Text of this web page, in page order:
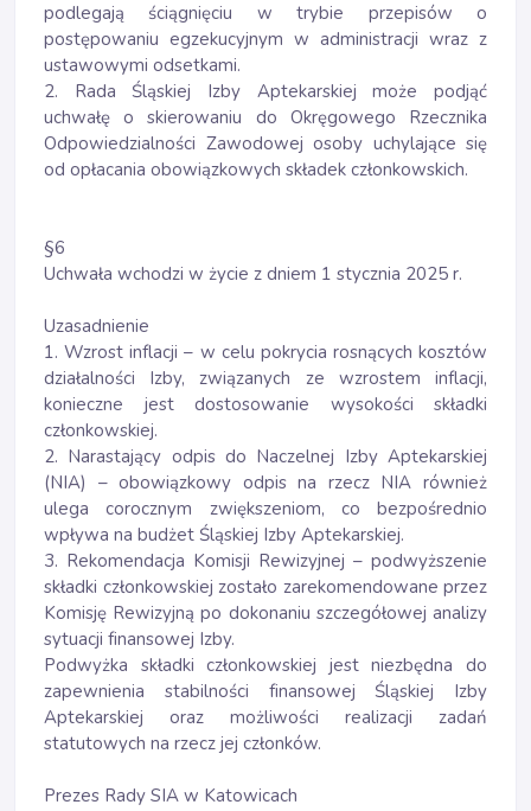
podlegają ściągnięciu w trybie przepisów o
postępowaniu egzekucyjnym w administracji wraz z
ustawowymi odsetkami.
2. Rada Śląskiej Izby Aptekarskiej może podjąć
uchwałę o skierowaniu do Okręgowego Rzecznika
Odpowiedzialności Zawodowej osoby uchylające się
od opłacania obowiązkowych składek członkowskich.
§6
Uchwała wchodzi w życie z dniem 1 stycznia 2025 r.
Uzasadnienie
1. Wzrost inflacji – w celu pokrycia rosnących kosztów
działalności Izby, związanych ze wzrostem inflacji,
konieczne jest dostosowanie wysokości składki
członkowskiej.
2. Narastający odpis do Naczelnej Izby Aptekarskiej
(NIA) – obowiązkowy odpis na rzecz NIA również
ulega corocznym zwiększeniom, co bezpośrednio
wpływa na budżet Śląskiej Izby Aptekarskiej.
3. Rekomendacja Komisji Rewizyjnej – podwyższenie
składki członkowskiej zostało zarekomendowane przez
Komisję Rewizyjną po dokonaniu szczegółowej analizy
sytuacji finansowej Izby.
Podwyżka składki członkowskiej jest niezbędna do
zapewnienia stabilności finansowej Śląskiej Izby
Aptekarskiej oraz możliwości realizacji zadań
statutowych na rzecz jej członków.
Prezes Rady SIA w Katowicach